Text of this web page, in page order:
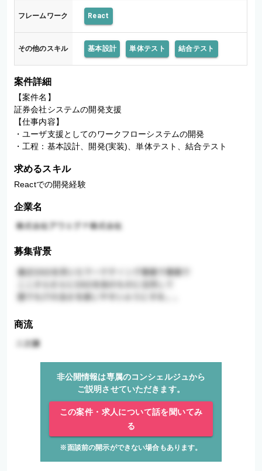
フレームワーク React
その他のスキル 基本設計 単体テスト 結合テスト
案件詳細
【案件名】
証券会社システムの開発支援
【仕事内容】
・ユーザ支援としてのワークフローシステムの開発
・工程：基本設計、開発(実装)、単体テスト、結合テスト
求めるスキル
Reactでの開発経験
企業名
募集背景
商流
非公開情報は専属のコンシェルジュから
ご説明させていただきます。
この案件・求人について話を聞いてみ
る
※面談前の開示ができない場合もあります。